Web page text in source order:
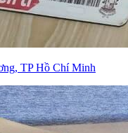
TP Hồ Chí Minh